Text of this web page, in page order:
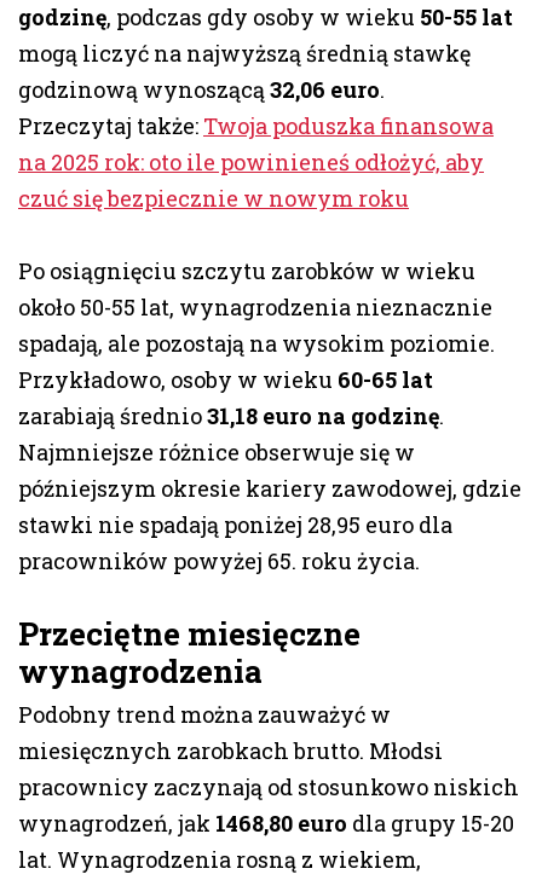
godzinę, podczas gdy osoby w wieku 50-55 lat
mogą liczyć na najwyższą średnią stawkę
godzinową wynoszącą 32,06 euro.
Przeczytaj także: Twoja poduszka finansowa
na 2025 rok: oto ile powinieneś odłożyć, aby
czuć się bezpiecznie w nowym roku
Po osiągnięciu szczytu zarobków w wieku
około 50-55 lat, wynagrodzenia nieznacznie
spadają, ale pozostają na wysokim poziomie.
Przykładowo, osoby w wieku 60-65 lat
zarabiają średnio31,18 euro na godzinę.
Najmniejsze różnice obserwuje się w
późniejszym okresie kariery zawodowej, gdzie
stawki nie spadają poniżej 28,95 euro dla
pracowników powyżej 65. roku życia.
Przeciętne miesięczne
wynagrodzenia
Podobny trend można zauważyć w
miesięcznych zarobkach brutto. Młodsi
pracownicy zaczynają od stosunkowo niskich
wynagrodzeń, jak 1468,80 euro dla grupy 15-20
lat. Wynagrodzenia rosną z wiekiem,